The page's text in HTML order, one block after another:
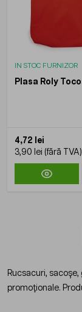
IN STOC FURNIZOR
Plasa Roly
4,72 lei
3,90 lei
Rucsacuri,
promoționale.